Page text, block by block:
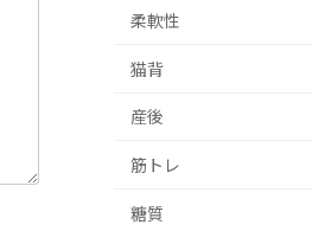
柔軟性
猫背
産後
筋トレ
糖質